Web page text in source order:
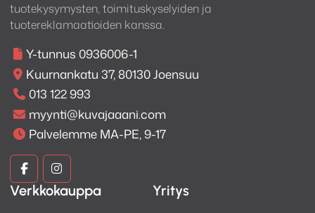
tuotekysymysten, toimituskyselyiden ja
tuotereklamaatioiden kanssa.
Y-tunnus 0936006-1
Kuurnankatu 37, 80130 Joensuu
013 122 993
myynti@kuvajaaani.com
Palvelemme MA-PE, 9-17
Kuva
ja
Kuva
ja
Verkkokauppa
Yritys